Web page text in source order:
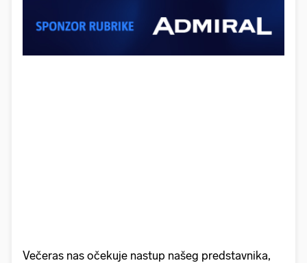
Večeras nas očekuje nastup našeg predstavnika,